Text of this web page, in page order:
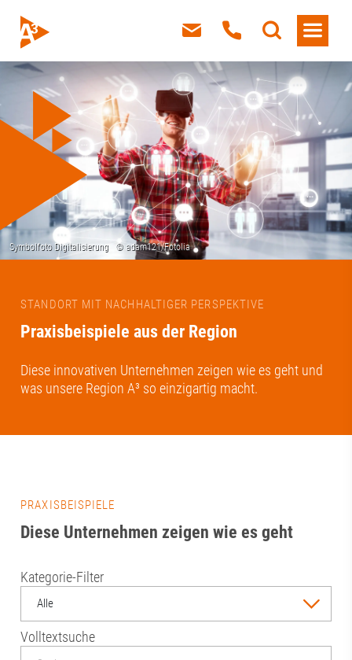
STANDORT MIT NACHHALTIGER PERSPEKTIVE
Praxisbeispiele aus der Region
Diese innovativen Unternehmen zeigen wie es geht und
was unsere Region A³ so einzigartig macht.
PRAXISBEISPIELE
Diese Unternehmen zeigen wie es geht
Kategorie-Filter
Alle
Volltextsuche